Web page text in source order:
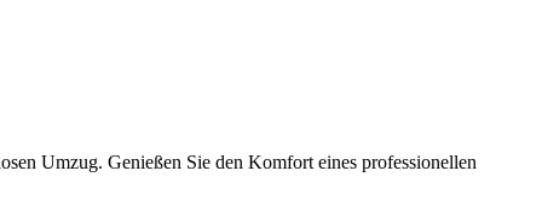
Umzug. Genießen Sie den Komfort eines professionellen